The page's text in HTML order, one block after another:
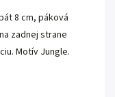
8 cm, páková
zadnej strane
Motív Jungle.